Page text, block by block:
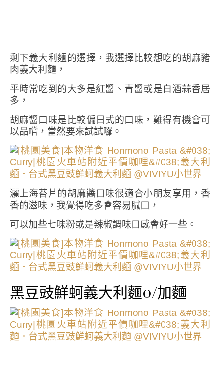
剩下義大利麵的選擇，我選擇比較想吃的胡麻豬
肉義大利麵，
平時常吃到的大多是紅醬、青醬或是白酒蒜香居
多，
胡麻醬口味是比較偏日式的口味，難得有機會可
以品嚐，當然要來試試囉。
灑上海苔片的胡麻醬口味很適合小朋友享用，香
香的滋味，我覺得吃多會容易膩口，
可以加些七味粉或是辣椒調味口感會好一些。
黑豆豉鮮蚵義大利麵0/加麵